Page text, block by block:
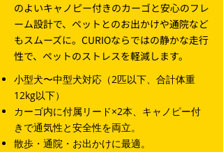
のよいキャノピー付きのカーゴと安心のフレ
ーム設計で、ペットとのお出かけや通院など
もスムーズに。CURIOならではの静かな走行
性で、ペットのストレスを軽減します。
小型犬〜中型犬対応（2匹以下、合計体重
12kg以下）
カーゴ内に付属リード×2本、キャノピー付
きで通気性と安全性を両立。
散歩・通院・お出かけに最適。